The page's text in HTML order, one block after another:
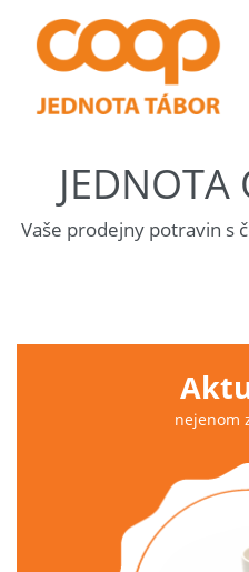
Vaše prodejny potravin s
nejenom